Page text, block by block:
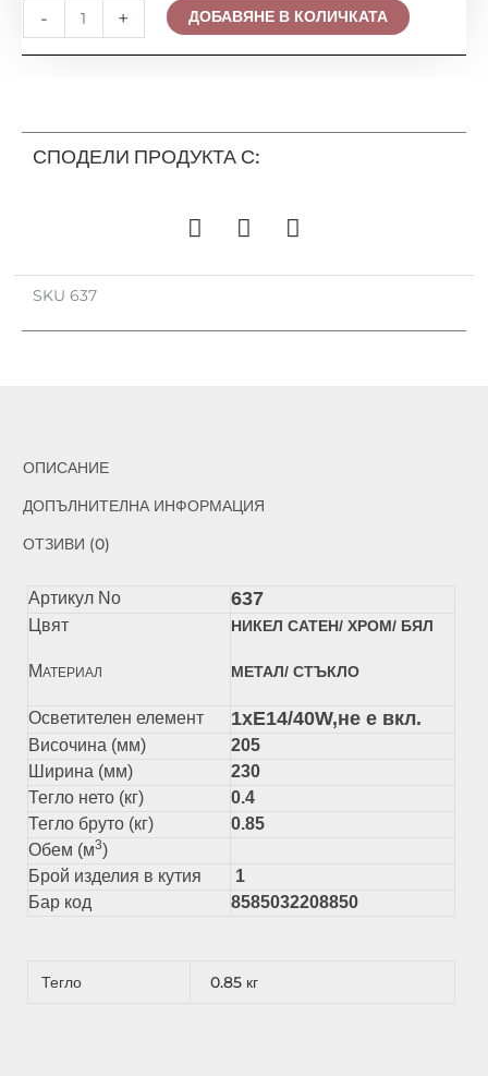
-
количество
за
АПЛИК
637
+ ДОБАВЯНЕ В КОЛИЧКАТА
СПОДЕЛИ ПРОДУКТА С:
SKU 637
ОПИСАНИЕ
ДОПЪЛНИТЕЛНА ИНФОРМАЦИЯ
ОТЗИВИ (0)
Артикул No 637
Цвят
МАТЕРИАЛ
НИКЕЛ САТЕН/ ХРОМ/ БЯЛ
МЕТАЛ/ СТЪКЛО
Осветителен елемент 1xЕ14/40W,не е вкл.
Височина (мм)
205
Ширина (мм)
230
Тегло нето (кг)
0.4
Тегло бруто (кг)
0.85
Обем (м3)
Брой изделия в кутия
1
Бар код
8585032208850
Тегло 0.85 кг